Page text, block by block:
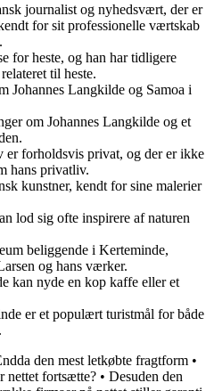
journalist og nyhedsvært, der er
for sit professionelle værtskab
for heste, og han har tidligere
til heste.
Johannes Langkilde og Samoa i
om Johannes Langkilde og et
er forholdsvis privat, og der er ikke
hans privatliv.
kunstner, kendt for sine malerier
lod sig ofte inspirere af naturen
beliggende i Kerteminde,
og hans værker.
kan nyde en kop kaffe eller et
er et populært turistmål for både
den mest letkøbte fragtform •
nettet fortsætte? • Desuden den